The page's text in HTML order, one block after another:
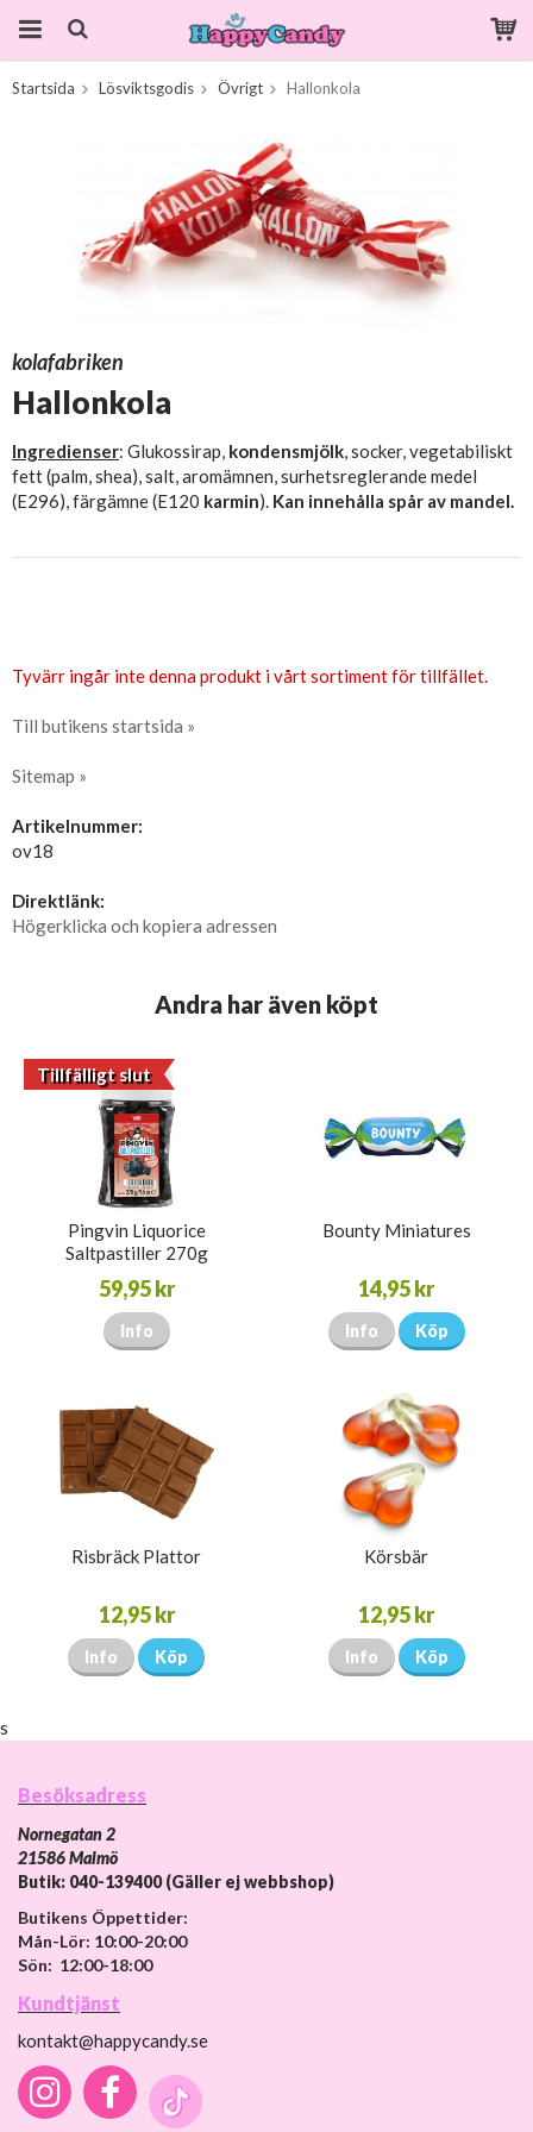
Startsida Lösviktsgodis Övrigt Hallonkola
kolafabriken
Hallonkola
Ingredienser: Glukossirap, kondensmjölk, socker, vegetabiliskt
fett (palm, shea), salt, aromämnen, surhetsreglerande medel
(E296), färgämne (E120 karmin). Kan innehålla spår av mandel.
Tyvärr ingår inte denna produkt i vårt sortiment för tillfället.
Till butikens startsida »
Sitemap »
Artikelnummer:
ov18
Direktlänk:
Högerklicka och kopiera adressen
Andra har även köpt
Tillfälligt slut
Pingvin Liquorice
Saltpastiller 270g
59,95 kr
Info
Bounty Miniatures
14,95 kr
Info Köp
Risbräck Plattor
12,95 kr
Info Köp
Körsbär
12,95 kr
Info Köp
s
Besöksadress
Nornegatan 2
21586 Malmö
Butik: 040-139400 (Gäller ej webbshop)
Butikens Öppettider:
Mån-Lör: 10:00-20:00
Sön: 12:00-18:00
Kundtjänst
kontakt@happycandy.se